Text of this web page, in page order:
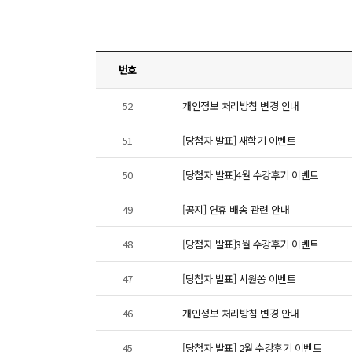
번호
52 개인정보 처리방침 변경 안내
51 [당첨자 발표] 새학기 이벤트
50 [당첨자 발표]4월 수강후기 이벤트
49 [공지] 연휴 배송 관련 안내
48 [당첨자 발표]3월 수강후기 이벤트
47 [당첨자 발표] 시원쏭 이벤트
46 개인정보 처리방침 변경 안내
45 [당첨자 발표] 2월 수강후기 이벤트